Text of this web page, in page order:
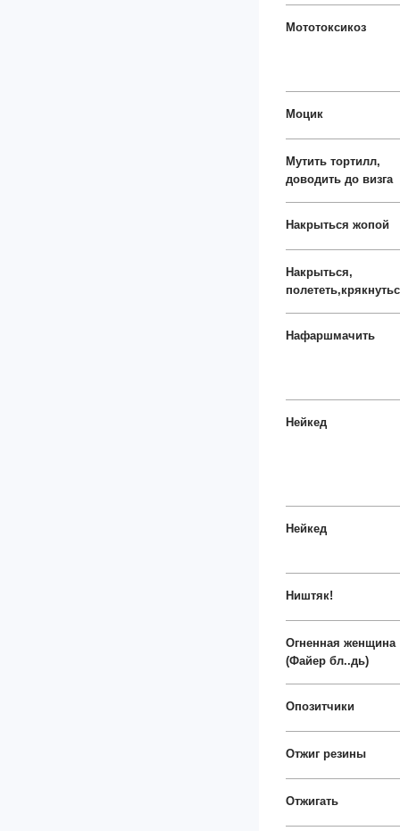
Мототоксикоз
Моцик
Мутить тортилл,
доводить до визга
Накрыться жопой
Накрыться,
Нафаршмачить
Нейкед
Нейкед
Ништяк!
Огненная женщина
(Файер бл..дь)
Опозитчики
Отжиг резины
Отжигать